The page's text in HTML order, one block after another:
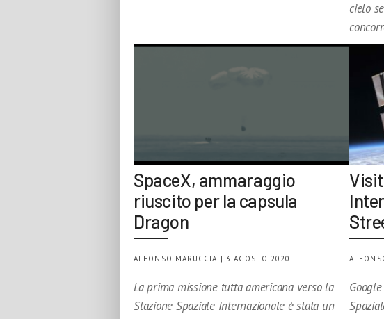
cielo
SpaceX, ammaraggio
riuscito per la capsula
Dragon
ALFONSO MARUCCIA | 3 AGOSTO 2020
La prima missione tutta americana verso la
Stazione Spaziale Internazionale è stata un